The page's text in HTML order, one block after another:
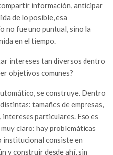
información, anticipar
de lo posible, esa
no fue uno puntual, sino la
en el tiempo.
intereses tan diversos dentro
objetivos comunes?
se construye. Dentro
tamaños de empresas,
particulares. Eso es
claro: hay problemáticas
institucional consiste en
y construir desde ahí, sin